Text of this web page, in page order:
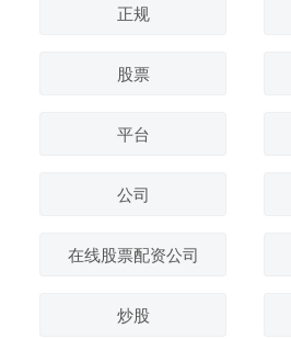
正规
股票
平台
公司
在线股票配资公司
炒股